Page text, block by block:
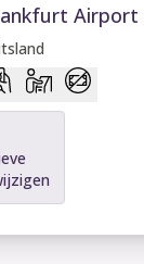
Airport